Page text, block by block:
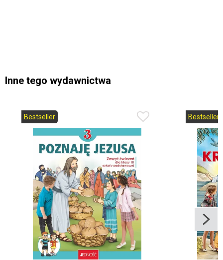
Inne tego wydawnictwa
Bestseller Bestseller